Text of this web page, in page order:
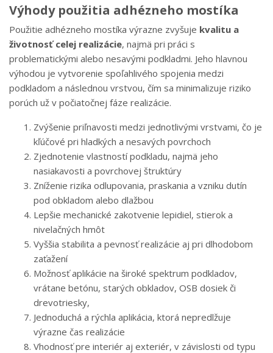
Výhody použitia adhézneho mostíka
Použitie adhézneho mostíka výrazne zvyšuje kvalitu a
životnosť celej realizácie, najmä pri práci s
problematickými alebo nesavými podkladmi. Jeho hlavnou
výhodou je vytvorenie spoľahlivého spojenia medzi
podkladom a následnou vrstvou, čím sa minimalizuje riziko
porúch už v počiatočnej fáze realizácie.
Zvýšenie priľnavosti medzi jednotlivými vrstvami, čo je
kľúčové pri hladkých a nesavých povrchoch
Zjednotenie vlastností podkladu, najmä jeho
nasiakavosti a povrchovej štruktúry
Zníženie rizika odlupovania, praskania a vzniku dutín
pod obkladom alebo dlažbou
Lepšie mechanické zakotvenie lepidiel, stierok a
nivelačných hmôt
Vyššia stabilita a pevnosť realizácie aj pri dlhodobom
zaťažení
Možnosť aplikácie na široké spektrum podkladov,
vrátane betónu, starých obkladov, OSB dosiek či
drevotriesky,
Jednoduchá a rýchla aplikácia, ktorá nepredlžuje
výrazne čas realizácie
Vhodnosť pre interiér aj exteriér, v závislosti od typu